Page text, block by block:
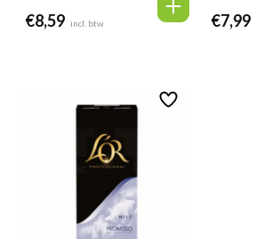
€8,59 incl. btw €7,99